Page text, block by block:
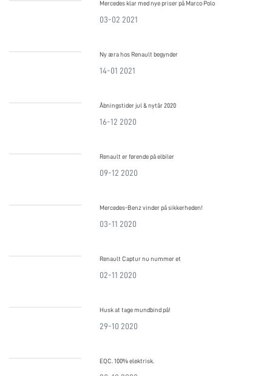
Mercedes klar med nye priser på Marco Polo
03-02 2021
Ny æra hos Renault begynder
14-01 2021
Åbningstider jul & nytår 2020
16-12 2020
Renault er førende på elbiler
09-12 2020
Mercedes-Benz vinder på sikkerheden!
03-11 2020
Renault Captur nu nummer et
02-11 2020
Husk at tage mundbind på!
29-10 2020
EQC. 100% elektrisk.